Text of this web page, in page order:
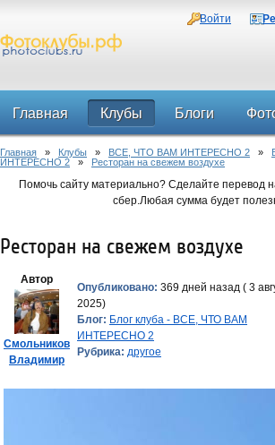
Войти
Главная Клубы Блоги
Форум
Главная » Клубы » ВСЕ, ЧТО ВАМ ИНТЕРЕСНО 2 »
ИНТЕРЕСНО 2 » Ресторан на свежем воздухе
Помочь сайту материально? Сделайте перевод
сбер.Любая сумма будет
Ресторан на свежем воздухе
Автор
Смольников
Владимир
Опубликовано: 369 дней назад ( 3
2025)
Блог: Блог клуба - ВСЕ, ЧТО ВАМ
ИНТЕРЕСНО 2
Рубрика: другое